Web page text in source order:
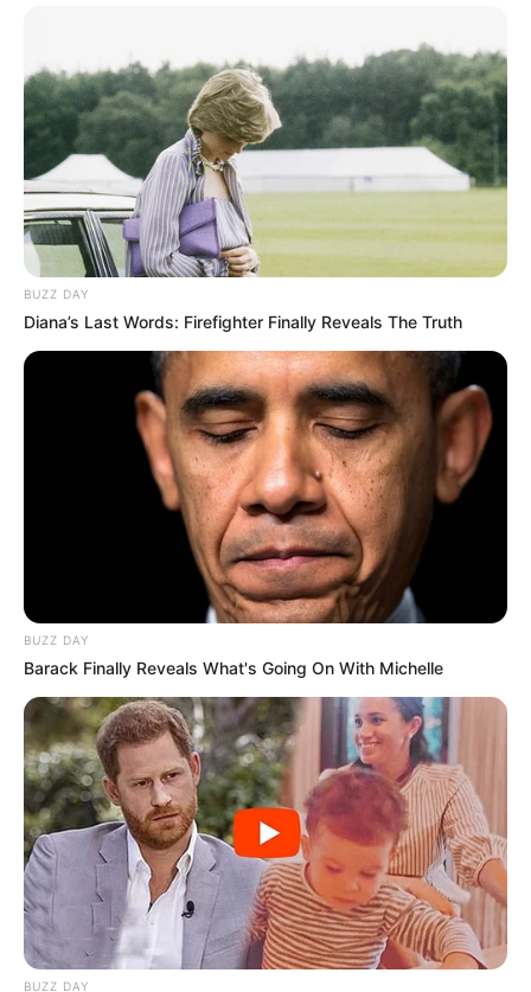
BUZZ DAY
Diana’s Last Words: Firefighter Finally Reveals The Truth
BUZZ DAY
Barack Finally Reveals What's Going On With Michelle
BUZZ DAY